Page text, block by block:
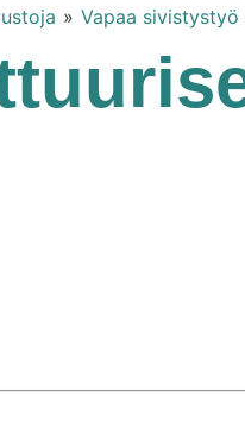
» Vapaa sivistystyö